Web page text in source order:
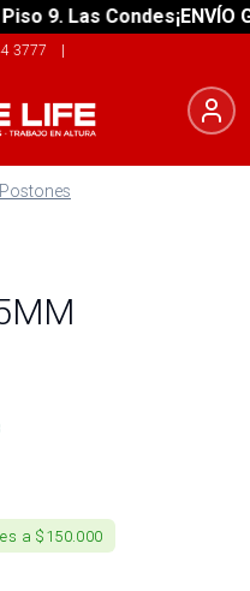
9. Las Condes¡ENVÍO
3777 |
Postones
a $150.000